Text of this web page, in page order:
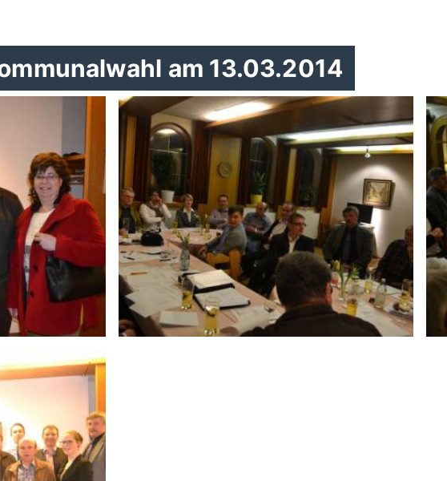
am 13.03.2014